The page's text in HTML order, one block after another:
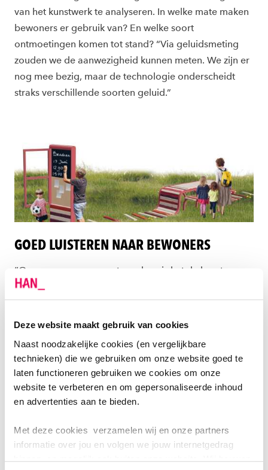
Deze website maakt gebruik van cookies
Naast noodzakelijke cookies (en vergelijkbare
technieken) die we gebruiken om onze website goed te
laten functioneren gebruiken we cookies om onze
website te verbeteren en om gepersonaliseerde inhoud
en advertenties aan te bieden.
Met deze cookies verzamelen wij en onze partners
informatie over jou en volgen we jouw internetgedrag
binnen, en mogelijk ook buiten onze website. Wij bouwen
van het kunstwerk te analyseren. In welke mate maken
bewoners er gebruik van? En welke soort
ontmoetingen komen tot stand? “Via geluidsmeting
zouden we de aanwezigheid kunnen meten. We zijn er
nog mee bezig, maar de technologie onderscheidt
straks verschillende soorten geluid.”
GOED LUISTEREN NAAR BEWONERS
“Om er een succes van te maken, is het de kunst om
vanaf het eerste moment in de schoenen van de
gebruiker te gaan staan,” weet onderzoeker Marleen.
“We zijn dan ook in de verkennende fase op zoek
verschillende groepen bewoners uit de wijk
Stadseiland.” Gerald vult aan: “Daarna is het van
belang goed te luisteren naar de feedback van
bewoners. Het is heel leuk en bijzonder om op deze
meer dan een bron voor onderzoekers. Nu zijn we aan
het co-creëren.”